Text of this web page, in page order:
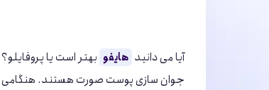
آیا می ‌دانید هایفو بهتر است یا پروفایلو؟
جوان سازی پوست صورت هستند. هنگامی که